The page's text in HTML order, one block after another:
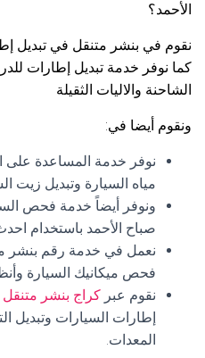
الأحمد؟
نقوم في بنشر متنقل في تبديل
كما نوفر خدمة تبديل إطارات
الشاحنة والاليات الثقيلة
ونقوم أيضا في:
نوفر خدمة المساعدة على
مياه السيارة وتبديل زيت
ونوفر أيضاً خدمة فحص
صباح الأحمد باستخدام
نعمل في خدمة رقم بنشر
فحص ميكانيك السيارة
نقوم عبر كراج بنشر متنقل
إطارات السيارات وتبديل
المعدات.